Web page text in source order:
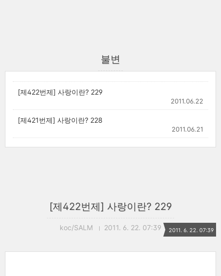
불변
[제422번제] 사랑이란? 229
2011.06.22
[제421번제] 사랑이란? 228
2011.06.21
[제422번제] 사랑이란? 229
koc/SALM 2011. 6. 22. 07:39 2011. 6. 22. 07:39